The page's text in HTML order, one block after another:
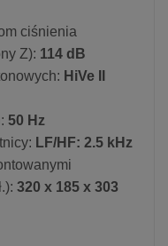
ciśnienia
Z): 114 dB
HiVe II
50 Hz
LF/HF: 2.5 kHz
320 x 185 x 303